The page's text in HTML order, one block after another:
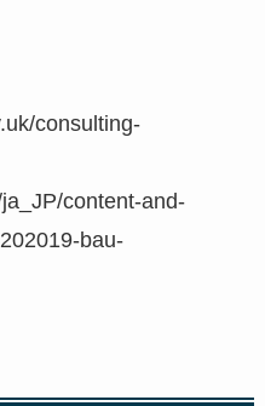
consulting-
content-and-
bau-